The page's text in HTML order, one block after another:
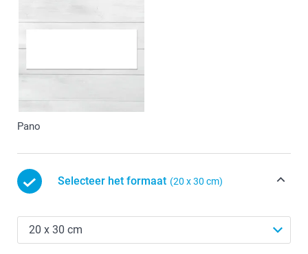
Pano
Selecteer het formaat (20 x 30 cm)